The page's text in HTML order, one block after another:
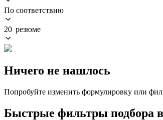
По соответствию
20 резюме
Ничего не нашлось
Попробуйте изменить формулировку или
Быстрые фильтры подбора